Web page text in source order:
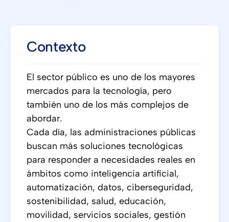
Contexto
El sector público es uno de los mayores
mercados para la tecnología, pero
también uno de los más complejos de
abordar.
Cada día, las administraciones públicas
buscan más soluciones tecnológicas
para responder a necesidades reales en
ámbitos como inteligencia artificial,
automatización, datos, ciberseguridad,
sostenibilidad, salud, educación,
movilidad, servicios sociales, gestión